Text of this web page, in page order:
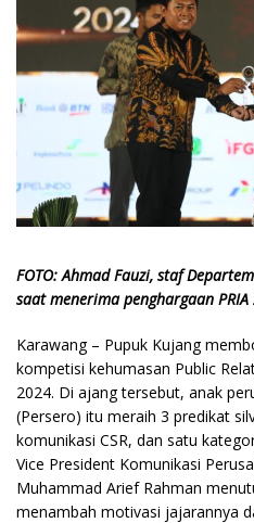
FOTO: Ahmad Fauzi, staf
saat menerima penghargaan PRIA
Karawang – Pupuk Kujang
kompetisi kehumasan Public
2024. Di ajang tersebut, anak
(Persero) itu meraih 3 predikat
komunikasi CSR, dan satu
Vice President Komunikasi
Muhammad Arief Rahman
menambah motivasi jajarannya